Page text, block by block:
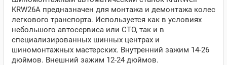
KRW26A предназначен для монтажа и демонтажа колес
легкового транспорта. Используется как в условиях
небольшого автосервиса или СТО, так и в
специализированных шинных центрах и
шиномонтажных мастерских. Внутренний зажим 14-26
дюймов. Внешний зажим 12-24 дюймов.